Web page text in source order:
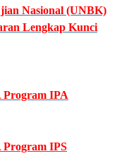
Nasional (UNBK)
Lengkap Kunci
Program IPA
IPS